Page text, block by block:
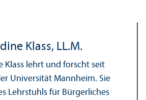
Klass, LL.M.
Klass lehrt und forscht seit
Universität Mannheim. Sie
Lehr­stuhls für Bürgerliches